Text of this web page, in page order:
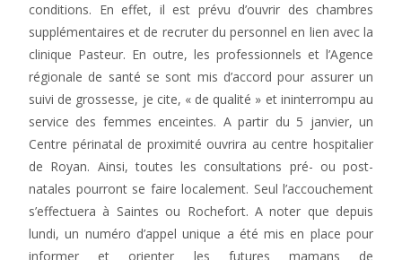
conditions. En effet, il est prévu d’ouvrir des chambres
supplémentaires et de recruter du personnel en lien avec la
clinique Pasteur. En outre, les professionnels et l’Agence
régionale de santé se sont mis d’accord pour assurer un
suivi de grossesse, je cite, « de qualité » et ininterrompu au
service des femmes enceintes. A partir du 5 janvier, un
Centre périnatal de proximité ouvrira au centre hospitalier
de Royan. Ainsi, toutes les consultations pré- ou post-
natales pourront se faire localement. Seul l’accouchement
s’effectuera à Saintes ou Rochefort. A noter que depuis
lundi, un numéro d’appel unique a été mis en place pour
informer et orienter les futures mamans de